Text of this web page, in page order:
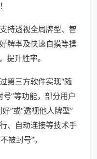
持透视全局牌型、智
牌率及快速自摸等操
提升胜率。
第三方软件实现“随
号”等功能，部分用户
”或“透视他人牌型”
、自动连接等技术手
被封号”。